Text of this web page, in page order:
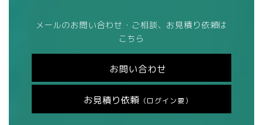
メールのお問い合わせ・ご相談、お見積り依頼は
こちら
お問い合わせ
お見積り依頼 （ログイン要）